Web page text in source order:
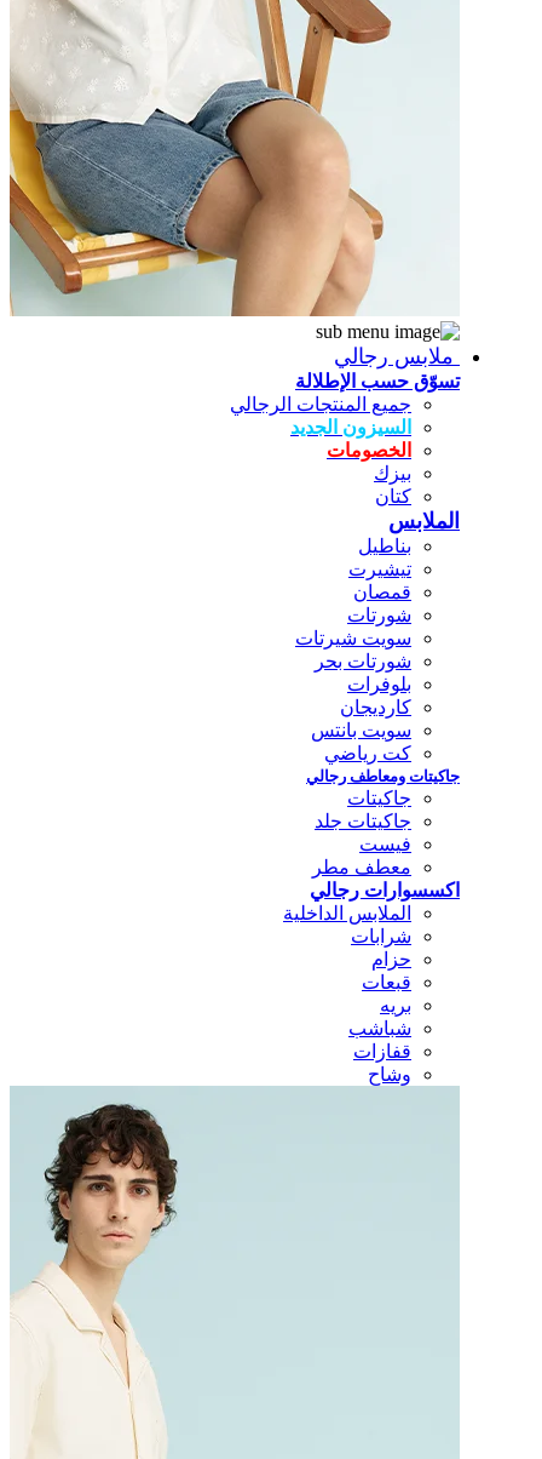
ملابس رجالي
تسوّق حسب الإطلالة
جميع المنتجات الرجالي
السيزون الجديد
الخصومات
بيزك
كتان
الملابس
بناطيل
تيشيرت
قمصان
شورتات
سويت شيرتات
شورتات بحر
بلوفرات
كارديجان
سويت بانتس
كت رياضي
جاكيتات ومعاطف رجالي
جاكيتات
جاكيتات جلد
فيست
معطف مطر
اكسسوارات رجالي
الملابس الداخلية
شرابات
حزام
قبعات
بريه
شباشب
قفازات
وشاح